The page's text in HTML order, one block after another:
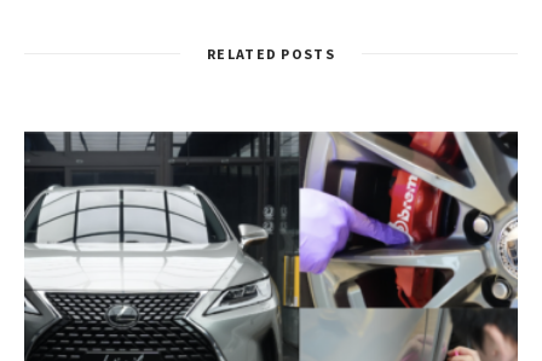
RELATED POSTS